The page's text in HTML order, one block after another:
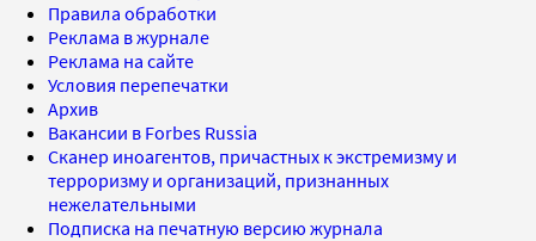
Правила обработки
Реклама в журнале
Реклама на сайте
Условия перепечатки
Архив
Вакансии в Forbes Russia
Сканер иноагентов, причастных к экстремизму и
терроризму и организаций, признанных
нежелательными
Подписка на печатную версию журнала